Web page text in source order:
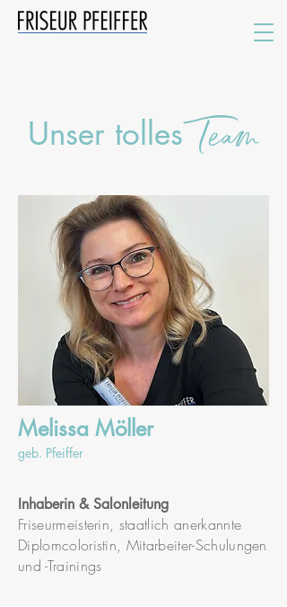
Unser tollesTeam
Melissa Möller
geb. Pfeiffer
Inhaberin & Salonleitung
Friseurmeisterin, staatlich anerkannte
Diplomcoloristin, Mitarbeiter-Schulungen
und -Trainings